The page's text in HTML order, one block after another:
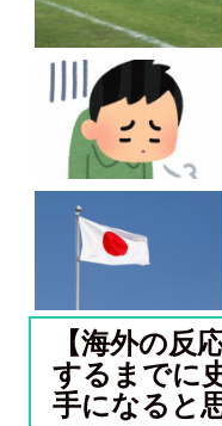
【海外の反
するまでに
手になると